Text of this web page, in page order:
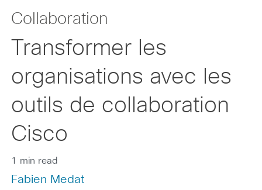
Collaboration
Transformer les
organisations avec les
outils de collaboration
Cisco
1 min read
Fabien Medat